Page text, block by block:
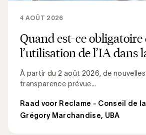
Quand est-ce obligatoire
l’utilisation de l’IA dans
À partir du 2 août 2026, de
transparence prévue...
4 AOÛT 2026
Raad voor Reclame - Conseil de
Grégory Marchandise, UBA